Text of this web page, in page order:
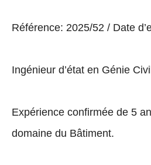
Référence: 2025/52 / Date
Ingénieur d’état en Génie
Expérience confirmée de 5
domaine du Bâtiment.